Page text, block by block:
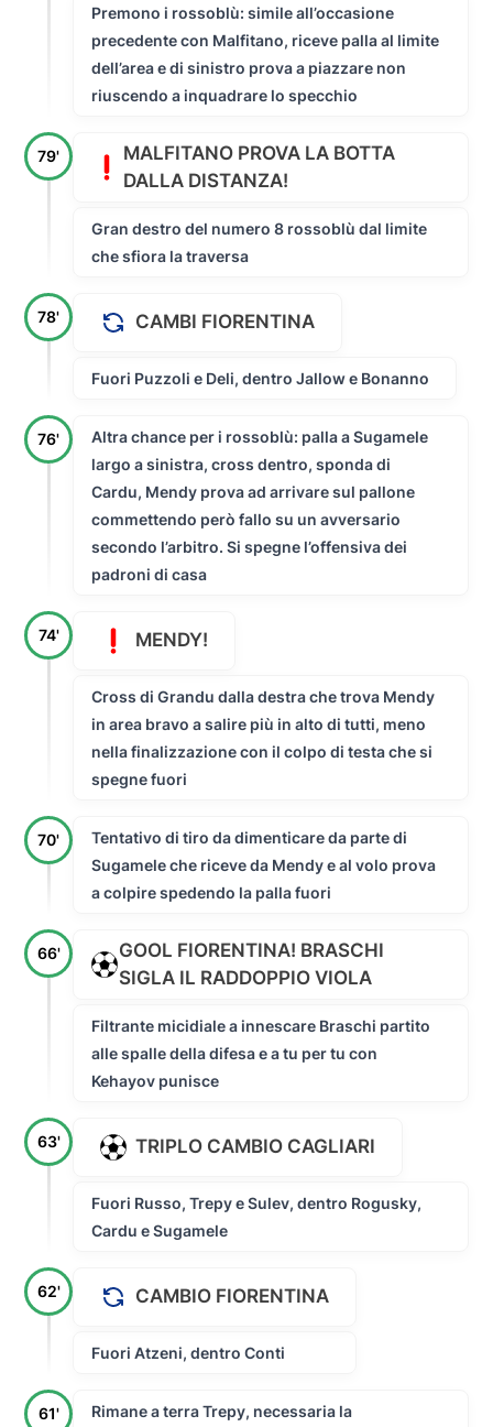
Premono i rossoblù: simile all’occasione
precedente con Malfitano, riceve palla al limite
dell’area e di sinistro prova a piazzare non
riuscendo a inquadrare lo specchio
79'
MALFITANO PROVA LA BOTTA
DALLA DISTANZA!
Gran destro del numero 8 rossoblù dal limite
che sfiora la traversa
78' CAMBI FIORENTINA
Fuori Puzzoli e Deli, dentro Jallow e Bonanno
76'
Altra chance per i rossoblù: palla a Sugamele
largo a sinistra, cross dentro, sponda di
Cardu, Mendy prova ad arrivare sul pallone
commettendo però fallo su un avversario
secondo l’arbitro. Si spegne l’offensiva dei
padroni di casa
74' MENDY!
Cross di Grandu dalla destra che trova Mendy
in area bravo a salire più in alto di tutti, meno
nella finalizzazione con il colpo di testa che si
spegne fuori
70'
Tentativo di tiro da dimenticare da parte di
Sugamele che riceve da Mendy e al volo prova
a colpire spedendo la palla fuori
66'
GOOL FIORENTINA! BRASCHI
SIGLA IL RADDOPPIO VIOLA
Filtrante micidiale a innescare Braschi partito
alle spalle della difesa e a tu per tu con
Kehayov punisce
63' TRIPLO CAMBIO CAGLIARI
Fuori Russo, Trepy e Sulev, dentro Rogusky,
Cardu e Sugamele
62' CAMBIO FIORENTINA
Fuori Atzeni, dentro Conti
61'
Rimane a terra Trepy, necessaria la